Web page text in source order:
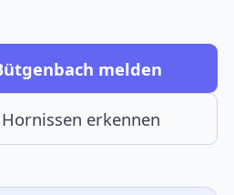
melden
erkennen